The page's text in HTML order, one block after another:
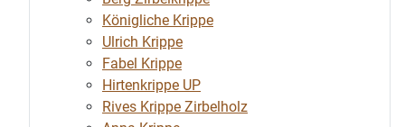
Königliche Krippe
Ulrich Krippe
Fabel Krippe
Hirtenkrippe UP
Rives Krippe Zirbelholz